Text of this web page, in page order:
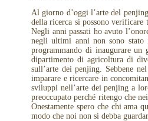
Al giorno d’oggi l’arte del
della ricerca si possono
Negli anni passati ho avuto
negli ultimi anni non sono stato
programmando di inaugurare
dipartimento di agricoltura di
sull’arte dei penjing. Sebbene
imparare e ricercare in
sviluppi nell’arte dei penjing a
preoccupato perché ritengo che
Onestamente spero che chi ama
modo che noi non si debba